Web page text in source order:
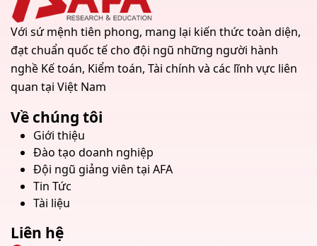
Với sứ mệnh tiên phong, mang lại kiến thức toàn diện,
đạt chuẩn quốc tế cho đội ngũ những người hành
nghề Kế toán, Kiểm toán, Tài chính và các lĩnh vực liên
quan tại Việt Nam
Về chúng tôi
Giới thiệu
Đào tạo doanh nghiệp
Đội ngũ giảng viên tại AFA
Tin Tức
Tài liệu
Liên hệ